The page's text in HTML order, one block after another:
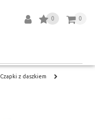
0
0
Czapki z daszkiem